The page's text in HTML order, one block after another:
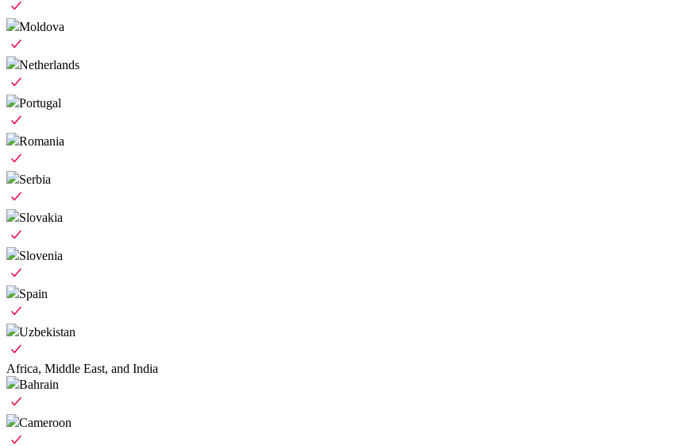
Moldova
Netherlands
Portugal
Romania
Serbia
Slovakia
Slovenia
Spain
Uzbekistan
Africa, Middle East, and India
Bahrain
Cameroon